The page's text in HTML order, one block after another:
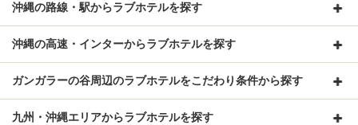
沖縄の路線・駅からラブホテルを探す
沖縄の高速・インターからラブホテルを探す
ガンガラーの谷周辺のラブホテルをこだわり条件から探す
九州・沖縄エリアからラブホテルを探す